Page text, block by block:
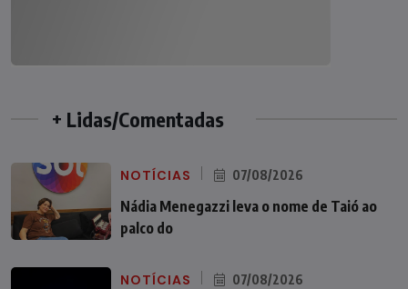
+ Lidas/Comentadas
NOTÍCIAS 07/08/2026
Nádia Menegazzi leva o nome de Taió ao
palco do
NOTÍCIAS 07/08/2026